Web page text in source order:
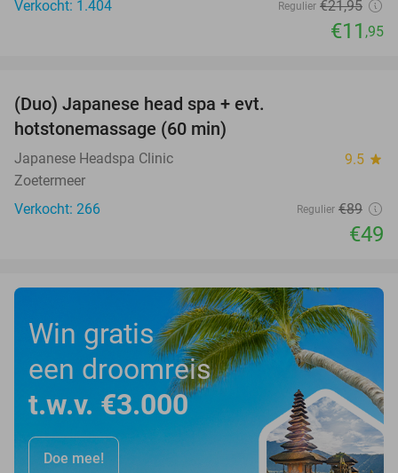
Verkocht: 1.404
Regulier €21,95
€11 ,95
(Duo) Japanese head spa + evt.
hotstonemassage (60 min)
Japanese Headspa Clinic 9.5 star
Zoetermeer
Verkocht: 266
Regulier €89
€49
Win gratis
een droomreis
t.w.v. €3.000
Doe mee!